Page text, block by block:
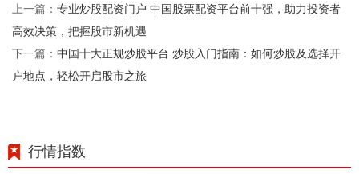
上一篇： 专业炒股配资门户 中国股票配资平台前十强，助力投资者
高效决策，把握股市新机遇
下一篇： 中国十大正规炒股平台 炒股入门指南：如何炒股及选择开
户地点，轻松开启股市之旅
行情指数